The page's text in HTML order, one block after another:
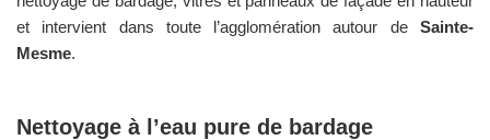
et intervient dans toute l’agglomération autour de Sainte-
Mesme.
Nettoyage à l’eau pure de bardage